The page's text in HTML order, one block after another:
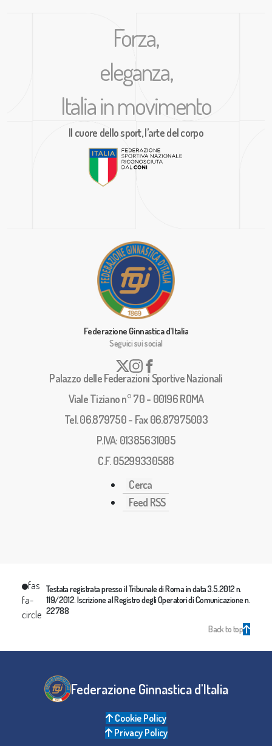
Forza,
eleganza,
Italia in movimento
Il cuore dello sport, l’arte del corpo
Federazione Ginnastica d'Italia
Seguici sui social
Palazzo delle Federazioni Sportive Nazionali
Viale Tiziano n° 70 - 00196 ROMA
Tel. 06.879750 - Fax 06.87975003
P.IVA: 01385631005
C.F. 05299330588
Cerca
Feed RSS
fas
fa-
circle
Testata registrata presso il Tribunale di Roma in data 3.5.2012 n.
119/2012. Iscrizione al Registro degli Operatori di Comunicazione n.
22788
Back to top
Federazione Ginnastica d'Italia
Cookie Policy
Privacy Policy